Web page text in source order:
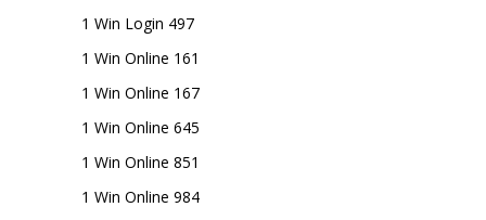
1 Win Login 497
1 Win Online 161
1 Win Online 167
1 Win Online 645
1 Win Online 851
1 Win Online 984